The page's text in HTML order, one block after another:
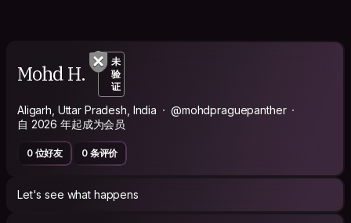
Mohd H.
未
验
证
Aligarh, Uttar Pradesh, India
@mohdpraguepanther
自 2026 年起成为会员
0 位好友 0 条评价
Let's see what happens